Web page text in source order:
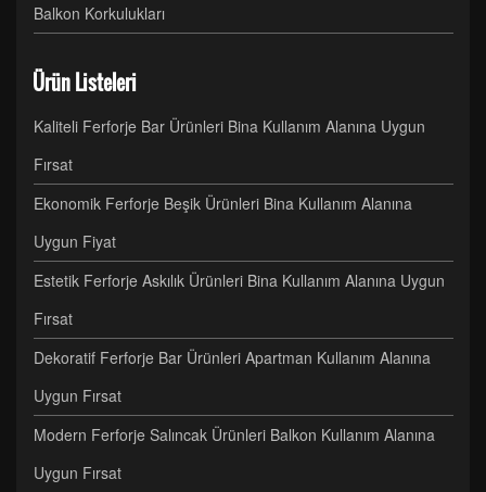
Balkon Korkulukları
Ürün Listeleri
Kaliteli Ferforje Bar Ürünleri Bina Kullanım Alanına Uygun
Fırsat
Ekonomik Ferforje Beşik Ürünleri Bina Kullanım Alanına
Uygun Fiyat
Estetik Ferforje Askılık Ürünleri Bina Kullanım Alanına Uygun
Fırsat
Dekoratif Ferforje Bar Ürünleri Apartman Kullanım Alanına
Uygun Fırsat
Modern Ferforje Salıncak Ürünleri Balkon Kullanım Alanına
Uygun Fırsat